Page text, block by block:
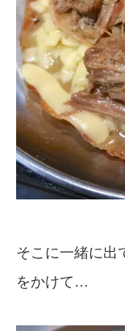
そこに一緒に出
をかけて…